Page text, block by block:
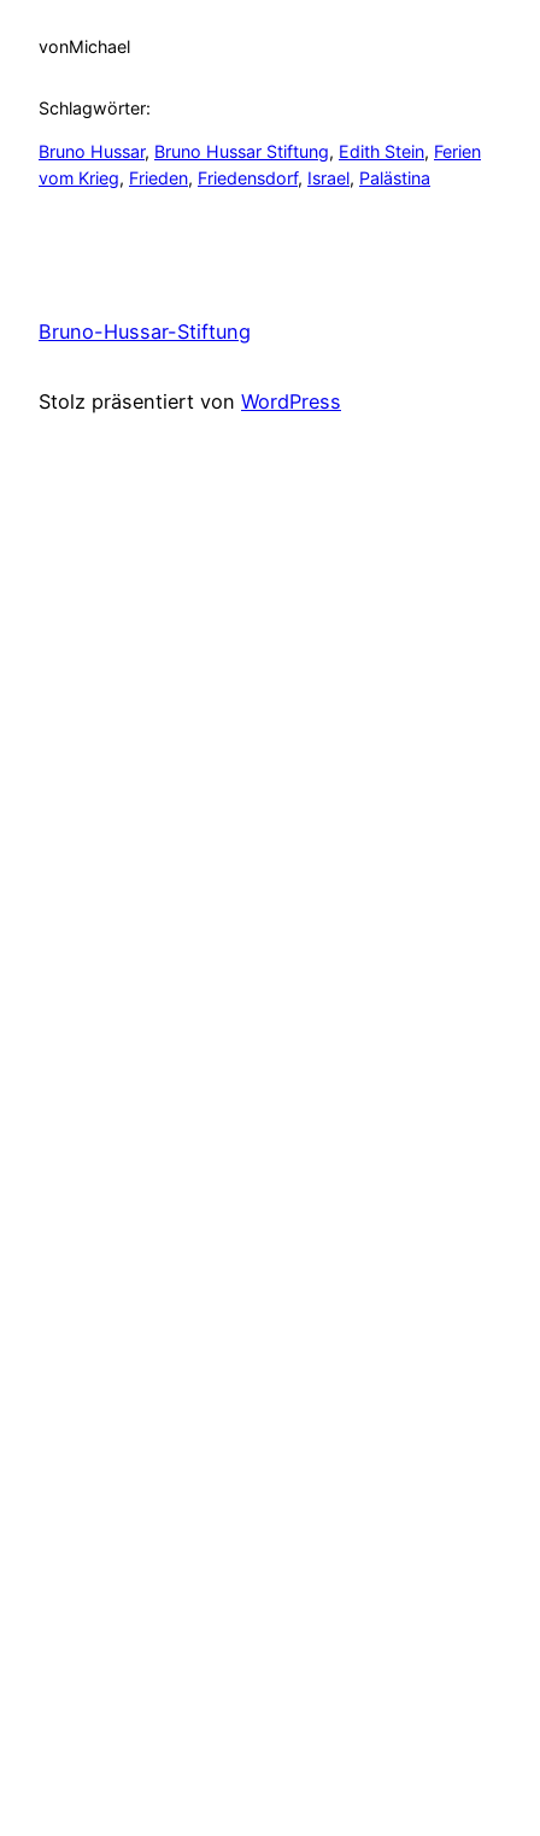
vonMichael
Schlagwörter:
Bruno Hussar, Bruno Hussar Stiftung, Edith Stein, Ferien
vom Krieg, Frieden, Friedensdorf, Israel, Palästina
Bruno-Hussar-Stiftung
Stolz präsentiert von WordPress